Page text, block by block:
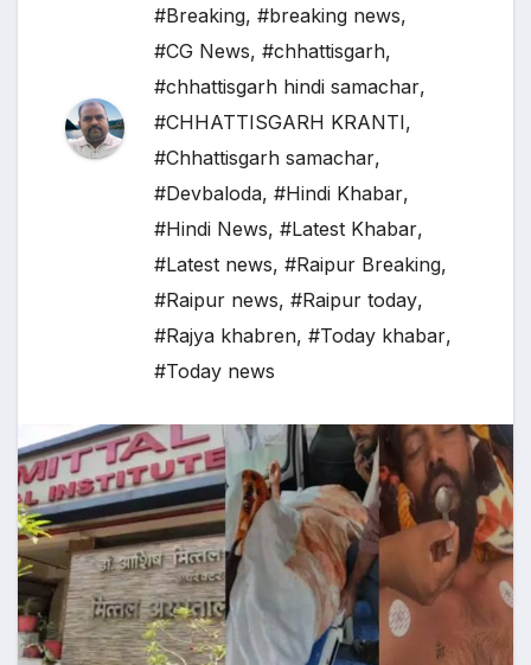
#Breaking, #breaking news,
#CG News, #chhattisgarh,
#chhattisgarh hindi samachar,
#CHHATTISGARH KRANTI,
#Chhattisgarh samachar,
#Devbaloda, #Hindi Khabar,
#Hindi News, #Latest Khabar,
#Latest news, #Raipur Breaking,
#Raipur news, #Raipur today,
#Rajya khabren, #Today khabar,
#Today news